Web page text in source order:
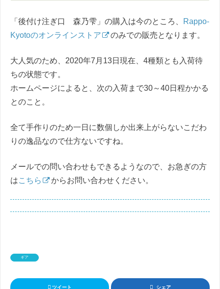
「後付け注ぎ口 森乃雫」の購入は今のところ、
Rappo-
Kyotoのオンラインストア
のみでの販売となります。
大人気のため、2020年7月13日現在、4種類とも入荷待
ちの状態です。
ホームページによると、次の入荷まで30～40日程かかる
とのこと。
全て手作りのため一日に数個しか出来上がらないこだわ
りの逸品なので仕方ないですね。
メールでの問い合わせもできるようなので、お急ぎの方
はこちら からお問い合わせください。
ギア
ツイート シェア